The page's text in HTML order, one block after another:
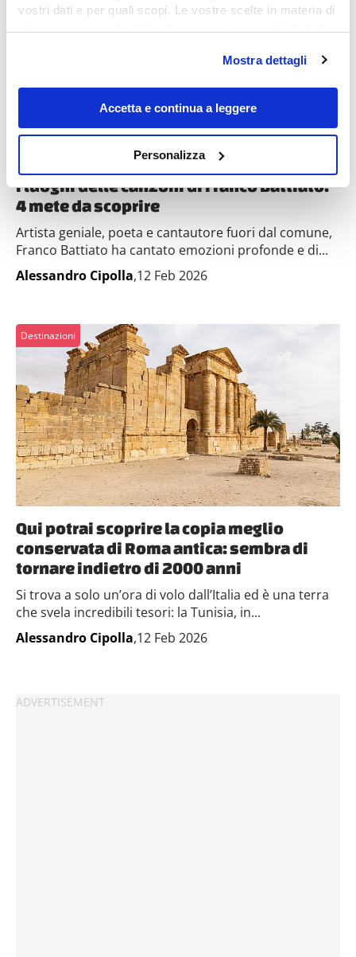
vostri dati e per quali scopi. Le vostre scelte in materia di
privacy sono applicabili solo su questa proprietà digitale
modificare o revocare il proprio consenso in qualsiasi
momento dalla Dichiarazione sui cookie o facendo clic
sull'icona di attivazione della privacy.
raccogliere informazioni sulla tua posizione
geografica, con un'approssimazione di qualche
metro,
attivamente alla ricerca di caratteristiche specifiche
Approfondisci come vengono elaborati i tuoi dati personali
modificare o ritirare il tuo consenso in qualsiasi momento
dalla Dichiarazione sui cookie.
Utilizziamo i cookie per personalizzare contenuti ed
annunci, per fornire funzionalità dei social media e per
analizzare il nostro traffico. Condividiamo inoltre
informazioni sul modo in cui utilizzi il nostro sito con i
nostri partner che si occupano di analisi dei dati web,
pubblicità e social media, i quali potrebbero combinarle
con altre informazioni che hai fornito loro o che hanno
Mostra dettagli
Accetta e continua a leggere
Personalizza
I luoghi delle canzoni di Franco Battiato:
4 mete da scoprire
Artista geniale, poeta e cantautore fuori dal comune,
Franco Battiato ha cantato emozioni profonde e di...
Alessandro Cipolla,12 Feb 2026
Destinazioni
Qui potrai scoprire la copia meglio
conservata di Roma antica: sembra di
tornare indietro di 2000 anni
Si trova a solo un’ora di volo dall’Italia ed è una terra
che svela incredibili tesori: la Tunisia, in...
Alessandro Cipolla,12 Feb 2026